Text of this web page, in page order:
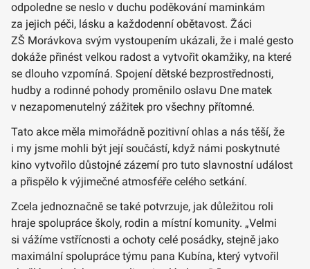
odpoledne se neslo v duchu poděkování maminkám
za jejich péči, lásku a každodenní obětavost. Žáci
ZŠ Morávkova svým vystoupením ukázali, že i malé gesto
dokáže přinést velkou radost a vytvořit okamžiky, na které
se dlouho vzpomíná. Spojení dětské bezprostřednosti,
hudby a rodinné pohody proměnilo oslavu Dne matek
v nezapomenutelný zážitek pro všechny přítomné.
Tato akce měla mimořádně pozitivní ohlas a nás těší, že
i my jsme mohli být její součástí, když námi poskytnuté
kino vytvořilo důstojné zázemí pro tuto slavnostní událost
a přispělo k výjimečné atmosféře celého setkání.
Zcela jednoznačně se také potvrzuje, jak důležitou roli
hraje spolupráce školy, rodin a místní komunity. „Velmi
si vážíme vstřícnosti a ochoty celé posádky, stejně jako
maximální spolupráce týmu pana Kubína, který vytvořil